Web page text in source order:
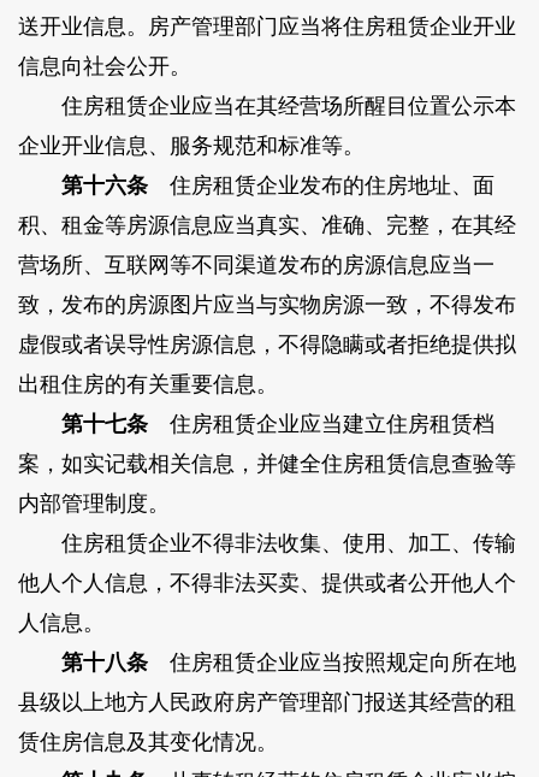
送开业信息。房产管理部门应当将住房租赁企业开业
信息向社会公开。
住房租赁企业应当在其经营场所醒目位置公示本
企业开业信息、服务规范和标准等。
第十六条住房租赁企业发布的住房地址、面
积、租金等房源信息应当真实、准确、完整，在其经
营场所、互联网等不同渠道发布的房源信息应当一
致，发布的房源图片应当与实物房源一致，不得发布
虚假或者误导性房源信息，不得隐瞒或者拒绝提供拟
出租住房的有关重要信息。
第十七条住房租赁企业应当建立住房租赁档
案，如实记载相关信息，并健全住房租赁信息查验等
内部管理制度。
住房租赁企业不得非法收集、使用、加工、传输
他人个人信息，不得非法买卖、提供或者公开他人个
人信息。
第十八条住房租赁企业应当按照规定向所在地
县级以上地方人民政府房产管理部门报送其经营的租
赁住房信息及其变化情况。